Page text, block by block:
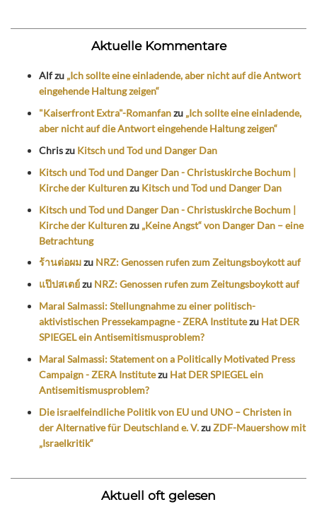
Aktuelle Kommentare
Alfzu „Ich sollte eine einladende, aber nicht auf die Antwort
eingehende Haltung zeigen“
"Kaiserfront Extra"-Romanfanzu „Ich sollte eine einladende,
aber nicht auf die Antwort eingehende Haltung zeigen“
Chriszu Kitsch und Tod und Danger Dan
Kitsch und Tod und Danger Dan - Christuskirche Bochum |
Kirche der Kulturenzu Kitsch und Tod und Danger Dan
Kitsch und Tod und Danger Dan - Christuskirche Bochum |
Kirche der Kulturenzu „Keine Angst“ von Danger Dan – eine
Betrachtung
ร้านต่อผมzu NRZ: Genossen rufen zum Zeitungsboykott auf
แป๊ปสเตย์zu NRZ: Genossen rufen zum Zeitungsboykott auf
Maral Salmassi: Stellungnahme zu einer politisch-
aktivistischen Pressekampagne - ZERA Institutezu Hat DER
SPIEGEL ein Antisemitismusproblem?
Maral Salmassi: Statement on a Politically Motivated Press
Campaign - ZERA Institutezu Hat DER SPIEGEL ein
Antisemitismusproblem?
Die israelfeindliche Politik von EU und UNO – Christen in
der Alternative für Deutschland e. V.zuZDF-Mauershow mit
„Israelkritik“
Aktuell oft gelesen